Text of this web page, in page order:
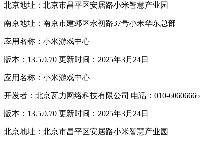
北京地址：北京市昌平区安居路小米智慧产业园
南京地址：南京市建邺区永初路37号小米华东总部
应用名称：小米游戏中心
版本：13.5.0.70 更新时间：2025年3月24日
应用名称：小米游戏中心
开发者：北京瓦力网络科技有限公司 电话：010-60606666
版本：13.5.0.70 更新时间：2025年3月24日
北京地址：北京市昌平区安居路小米智慧产业园